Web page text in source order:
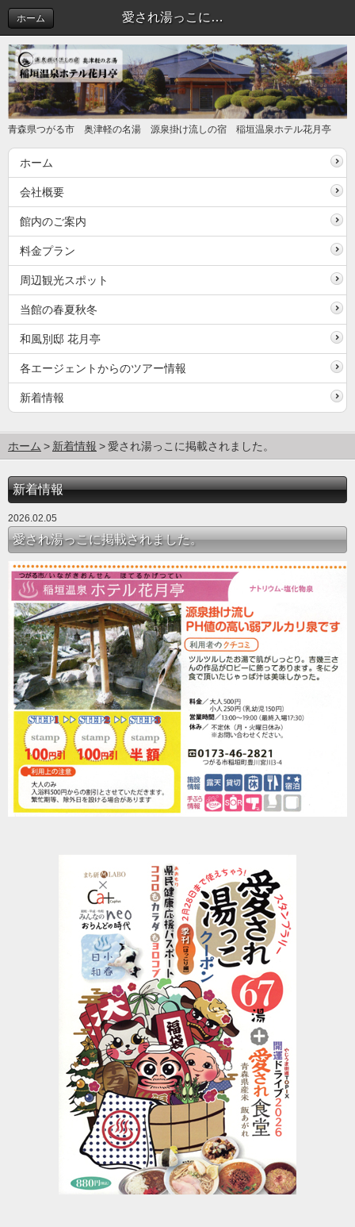
愛され湯っこに掲載されました。 | 新着情報
ホーム
青森県つがる市 奥津軽の名湯 源泉掛け流しの宿 稲垣温泉ホテル花月亭
ホーム
会社概要
館内のご案内
料金プラン
周辺観光スポット
当館の春夏秋冬
和風別邸 花月亭
各エージェントからのツアー情報
新着情報
ホーム 新着情報 愛され湯っこに掲載されました。
新着情報
2026.02.05
愛され湯っこに掲載されました。